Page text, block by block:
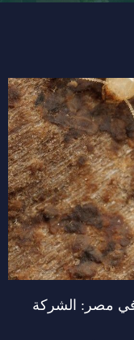
في مصر: الشركة